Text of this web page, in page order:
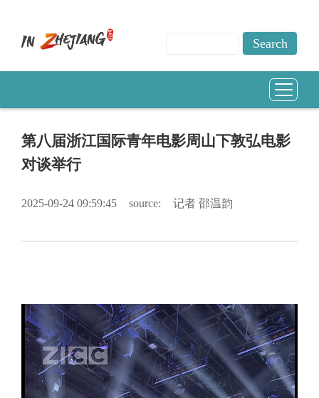
第八届浙江国际青年电影周山下敦弘电影
对谈举行
2025-09-24 09:59:45 source: 记者 邵温韵